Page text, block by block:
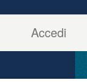
Accedi